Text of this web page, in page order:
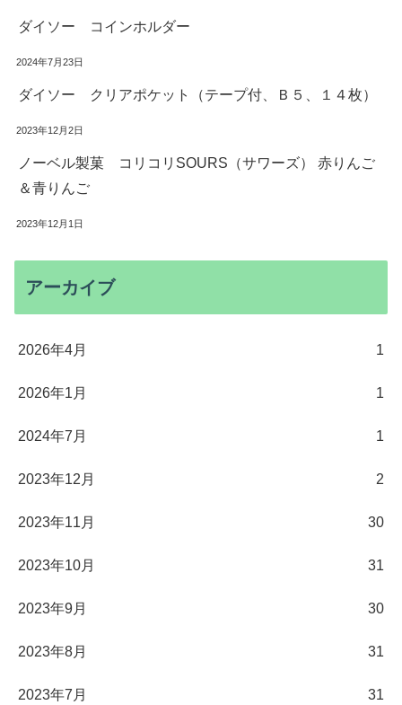
ダイソー コインホルダー
2024年7月23日
ダイソー クリアポケット（テープ付、Ｂ５、１４枚）
2023年12月2日
ノーベル製菓 コリコリSOURS（サワーズ） 赤りんご
＆青りんご
2023年12月1日
アーカイブ
2026年4月 1
2026年1月 1
2024年7月 1
2023年12月 2
2023年11月 30
2023年10月 31
2023年9月 30
2023年8月 31
2023年7月 31